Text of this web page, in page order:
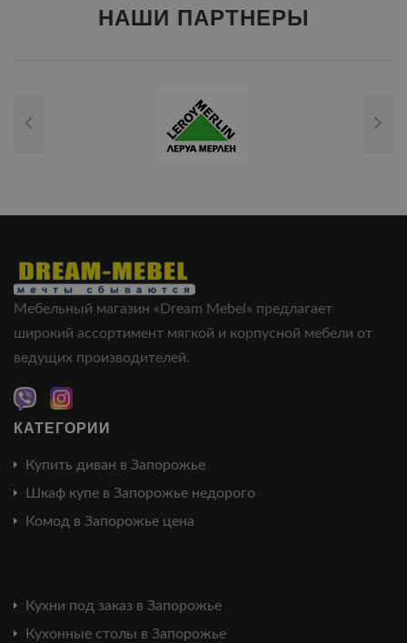
НАШИ ПАРТНЕРЫ
Мебельный магазин «Dream Mebel» предлагает
широкий ассортимент мягкой и корпусной мебели от
ведущих производителей.
КАТЕГОРИИ
Купить диван в Запорожье
Шкаф купе в Запорожье недорого
Комод в Запорожье цена
Кухни под заказ в Запорожье
Кухонные столы в Запорожье